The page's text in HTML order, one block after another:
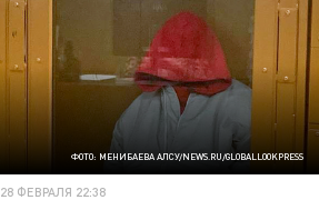
ФОТО: МЕНИБАЕВА АЛСУ/NEWS.RU/GLOBALLOOKPRESS
28 ФЕВРАЛЯ 22:38